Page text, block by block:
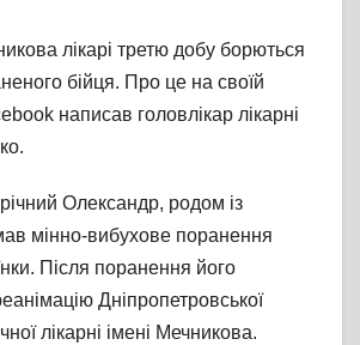
лікарі третю добу борються
бійця. Про це на своїй
написав головлікар лікарні
Олександр, родом із
мінно-вибухове поранення
Після поранення його
Дніпропетровської
лікарні імені Мечникова.